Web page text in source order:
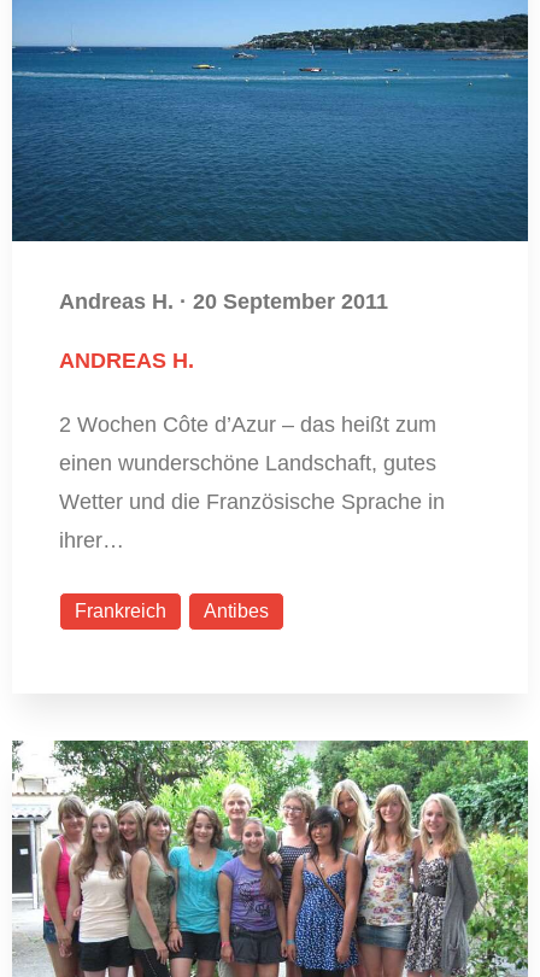
Andreas H. · 20 September 2011
ANDREAS H.
2 Wochen Côte d’Azur – das heißt zum
einen wunderschöne Landschaft, gutes
Wetter und die Französische Sprache in
ihrer…
Frankreich Antibes